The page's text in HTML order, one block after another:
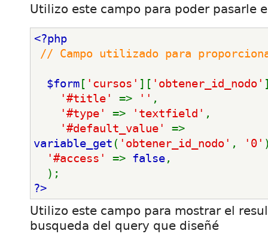
Utilizo este campo para poder pasarle
<?php
// Campo utilizado para
$form [ 'cursos' ][ 'obtener_id_nodo'
'#title' => '' ,
'#type' => 'textfield' ,
'#default_value'
variable_get ( 'obtener_id_nodo' , '0'
'#access' => false,
);
?>
Utilizo este campo para mostrar el
busqueda del query que diseñé